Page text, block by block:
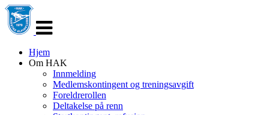
navigasjon
Hjem
Om HAK
Innmelding
Medlemskontingent og treningsavgift
Foreldrerollen
Deltakelse på renn